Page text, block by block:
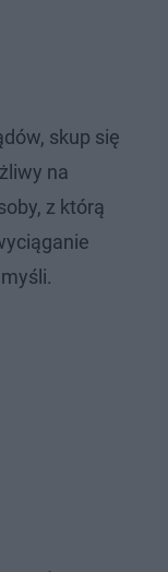
skup się
na
z którą